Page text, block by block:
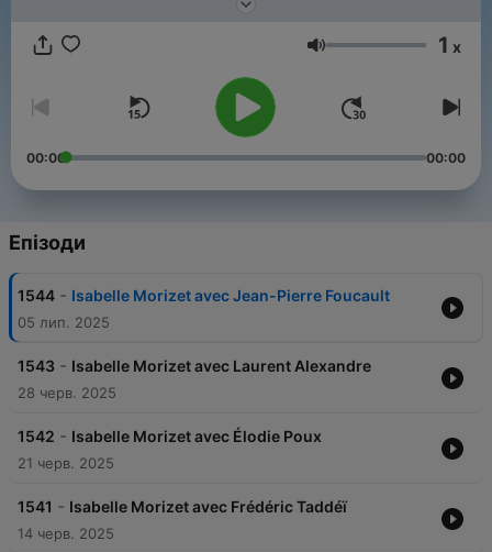
personnelles et leur influence dans le monde artistique. Un
Гучність 1 x
00:00 00:00
Епізоди
1544 - Isabelle Morizet avec Jean-Pierre Foucault
05 лип. 2025
1543 - Isabelle Morizet avec Laurent Alexandre
28 черв. 2025
1542 - Isabelle Morizet avec Élodie Poux
21 черв. 2025
1541 - Isabelle Morizet avec Frédéric Taddéï
14 черв. 2025